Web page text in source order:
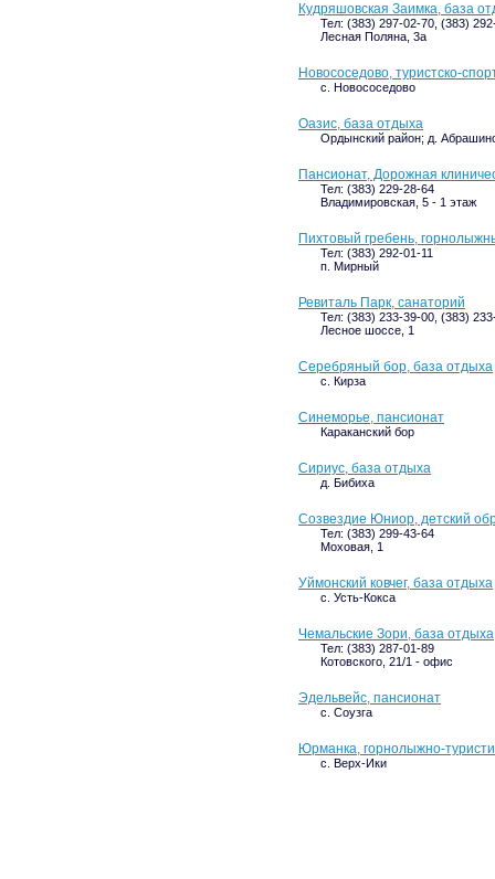
Кудряшовская Заимка, база
Тел: (383) 297-02-70, (383)
Лесная Поляна, 3а
Новососедово, туристско-
с. Новососедово
Оазис, база отдыха
Ордынский район; д.
Пансионат, Дорожная
Тел: (383) 229-28-64
Владимировская, 5 - 1 этаж
Пихтовый гребень,
Тел: (383) 292-01-11
п. Мирный
Ревиталь Парк, санаторий
Тел: (383) 233-39-00, (383)
Лесное шоссе, 1
Серебряный бор, база отдыха
с. Кирза
Синеморье, пансионат
Караканский бор
Сириус, база отдыха
д. Бибиха
Созвездие Юниор, детский
Тел: (383) 299-43-64
Моховая, 1
Уймонский ковчег, база отдыха
с. Усть-Кокса
Чемальские Зори, база отдыха
Тел: (383) 287-01-89
Котовского, 21/1 - офис
Эдельвейс, пансионат
с. Соузга
Юрманка, горнолыжно-
с. Верх-Ики